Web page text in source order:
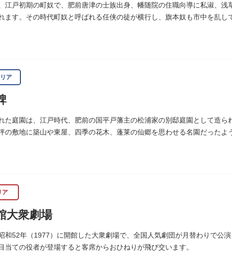
江戸初期の町奴で、肥前唐津の士族出身、幡随院の住職向導に私淑、
ます。その時代町奴と呼ばれる任侠の徒が横行し、旗本奴も市中を乱し
ア
た庭園は、江戸時代、肥前の国平戸藩主の松浦家の別邸庭園として造
の敷地に築山や東屋、四季の花木、蓬莱の仙郷を思わせる名園だったよ
ア
大衆劇場
和52年（1977）に開館した大衆劇場で、全国人気劇団が月替わりで公
当ての役者が登場すると客席からおひねりが飛び交います。